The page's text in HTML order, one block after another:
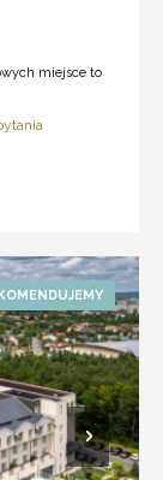
miejsce to